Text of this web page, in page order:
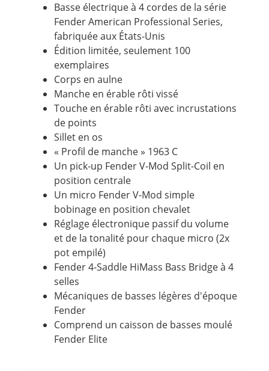
Basse électrique à 4 cordes de la série
Fender American Professional Series,
fabriquée aux États-Unis
Édition limitée, seulement 100
exemplaires
Corps en aulne
Manche en érable rôti vissé
Touche en érable rôti avec incrustations
de points
Sillet en os
« Profil de manche » 1963 C
Un pick-up Fender V-Mod Split-Coil en
position centrale
Un micro Fender V-Mod simple
bobinage en position chevalet
Réglage électronique passif du volume
et de la tonalité pour chaque micro (2x
pot empilé)
Fender 4-Saddle HiMass Bass Bridge à 4
selles
Mécaniques de basses légères d'époque
Fender
Comprend un caisson de basses moulé
Fender Elite